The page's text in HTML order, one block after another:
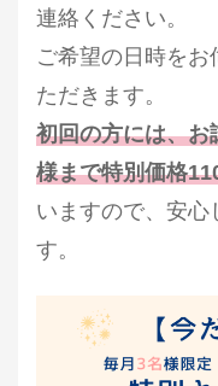
連絡ください。
ご希望の日時を
ただきます。
初回の方には、お
様まで特別価格
いますので、安心
す。